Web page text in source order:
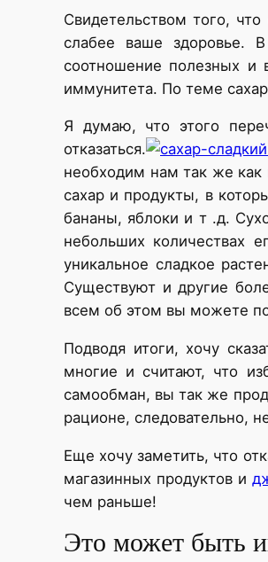
Свидетельством того,
слабее ваше здоровье.
соотношение полезных и
иммунитета. По теме
Я думаю, что этого
отказаться.
необходим нам так же как
сахар и продукты, в
бананы, яблоки и т .д.
небольших количествах
уникальное сладкое
Существуют и другие
всем об этом вы можете
Подводя итоги, хочу
многие и считают, что
самообман, вы так же
рационе, следовательно,
Еще хочу заметить, что
магазинных продуктов и
чем раньше!
Это может быть